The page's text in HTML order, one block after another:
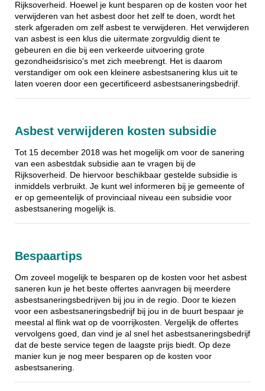
Rijksoverheid. Hoewel je kunt besparen op de kosten voor het
verwijderen van het asbest door het zelf te doen, wordt het
sterk afgeraden om zelf asbest te verwijderen. Het verwijderen
van asbest is een klus die uitermate zorgvuldig dient te
gebeuren en die bij een verkeerde uitvoering grote
gezondheidsrisico's met zich meebrengt. Het is daarom
verstandiger om ook een kleinere asbestsanering klus uit te
laten voeren door een gecertificeerd asbestsaneringsbedrijf.
Asbest verwijderen kosten subsidie
Tot 15 december 2018 was het mogelijk om voor de sanering
van een asbestdak subsidie aan te vragen bij de
Rijksoverheid. De hiervoor beschikbaar gestelde subsidie is
inmiddels verbruikt. Je kunt wel informeren bij je gemeente of
er op gemeentelijk of provinciaal niveau een subsidie voor
asbestsanering mogelijk is.
Bespaartips
Om zoveel mogelijk te besparen op de kosten voor het asbest
saneren kun je het beste offertes aanvragen bij meerdere
asbestsaneringsbedrijven bij jou in de regio. Door te kiezen
voor een asbestsaneringsbedrijf bij jou in de buurt bespaar je
meestal al flink wat op de voorrijkosten. Vergelijk de offertes
vervolgens goed, dan vind je al snel het asbestsaneringsbedrijf
dat de beste service tegen de laagste prijs biedt. Op deze
manier kun je nog meer besparen op de kosten voor
asbestsanering.